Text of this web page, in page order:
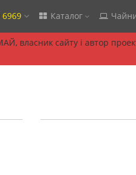
власник сайту і автор
6969 Каталог